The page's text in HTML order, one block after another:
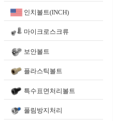
인치볼트(INCH)
마이크로스크류
보안볼트
플라스틱볼트
특수표면처리볼트
풀림방지처리